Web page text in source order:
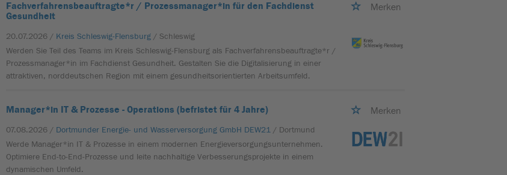
Fachverfahrensbeauftragte*r / Prozessmanager*in für den Fachdienst
Gesundheit
Merken
20.07.2026 / Kreis Schleswig-Flensburg / Schleswig
Werden Sie Teil des Teams im Kreis Schleswig-Flensburg als Fachverfahrensbeauftragte*r /
Prozessmanager*in im Fachdienst Gesundheit. Gestalten Sie die Digitalisierung in einer
attraktiven, norddeutschen Region mit einem gesundheitsorientierten Arbeitsumfeld.
Manager*in IT & Prozesse - Operations (befristet für 4 Jahre) Merken
07.08.2026 / Dortmunder Energie- und Wasserversorgung GmbH DEW21 / Dortmund
Werde Manager*in IT & Prozesse in einem modernen Energieversorgungsunternehmen.
Optimiere End-to-End-Prozesse und leite nachhaltige Verbesserungsprojekte in einem
dynamischen Umfeld.